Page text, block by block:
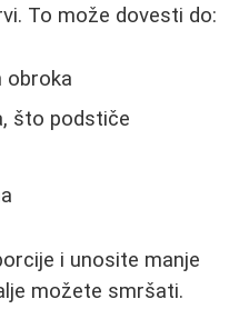
To može dovesti do:
obroka
što podstiče
i unosite manje
možete smršati.